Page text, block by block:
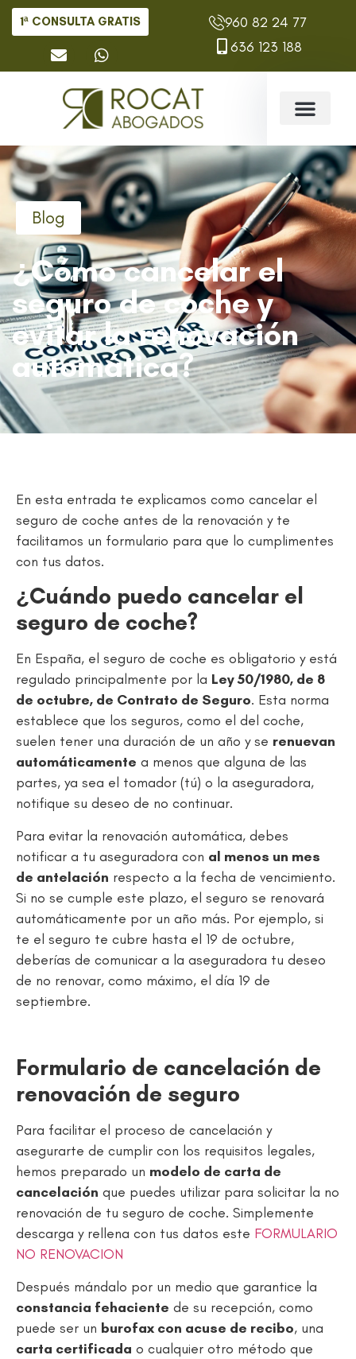
1ª CONSULTA GRATIS
960 82 24 77
636 123 188
Blog
¿Cómo cancelar el
seguro de coche y
evitar la renovación
automática?
En esta entrada te explicamos como cancelar el
seguro de coche antes de la renovación y te
facilitamos un formulario para que lo cumplimentes
con tus datos.
¿Cuándo puedo cancelar el
seguro de coche?
En España, el seguro de coche es obligatorio y está
regulado principalmente por la Ley 50/1980, de 8
de octubre, de Contrato de Seguro. Esta norma
establece que los seguros, como el del coche,
suelen tener una duración de un año y se renuevan
automáticamente a menos que alguna de las
partes, ya sea el tomador (tú) o la aseguradora,
notifique su deseo de no continuar.
Para evitar la renovación automática, debes
notificar a tu aseguradora con al menos un mes
de antelación respecto a la fecha de vencimiento.
Si no se cumple este plazo, el seguro se renovará
automáticamente por un año más​. Por ejemplo, si
te el seguro te cubre hasta el 19 de octubre,
deberías de comunicar a la aseguradora tu deseo
de no renovar, como máximo, el día 19 de
septiembre.
Formulario de cancelación de
renovación de seguro
Para facilitar el proceso de cancelación y
asegurarte de cumplir con los requisitos legales,
hemos preparado un modelo de carta de
cancelación que puedes utilizar para solicitar la no
renovación de tu seguro de coche. Simplemente
descarga y rellena con tus datos este FORMULARIO
NO RENOVACION
Después mándalo por un medio que garantice la
constancia fehaciente de su recepción, como
puede ser un burofax con acuse de recibo, una
carta certificada o cualquier otro método que